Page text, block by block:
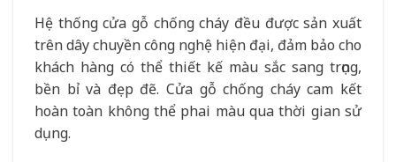
Hệ thống cửa gỗ chống cháy đều được sản xuất
trên dây chuyền công nghệ hiện đại, đảm bảo cho
khách hàng có thể thiết kế màu sắc sang trọng,
bền bỉ và đẹp đẽ. Cửa gỗ chống cháy cam kết
hoàn toàn không thể phai màu qua thời gian sử
dụng.